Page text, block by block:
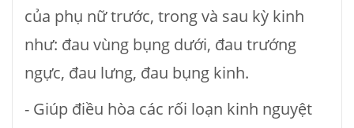
của phụ nữ trước, trong và sau kỳ kinh
như: đau vùng bụng dưới, đau trướng
ngực, đau lưng, đau bụng kinh.
- Giúp điều hòa các rối loạn kinh nguyệt